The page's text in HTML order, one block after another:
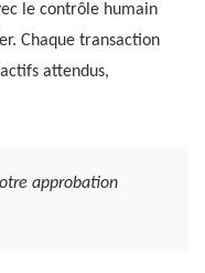
le contrôle humain
Chaque transaction
attendus,
approbation